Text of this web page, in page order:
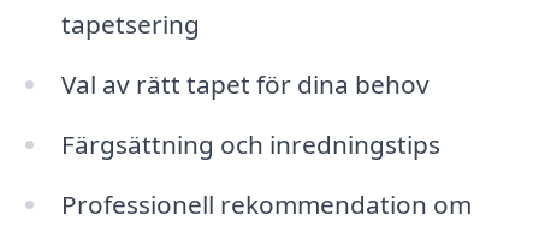
tapetsering
Val av rätt tapet för dina behov
Färgsättning och inredningstips
Professionell rekommendation om